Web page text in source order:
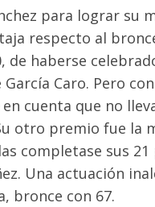
para lograr su
respecto al
de haberse
Caro. Pero
cuenta que no
otro premio fue la
completase sus
Una actuación
bronce con 67.